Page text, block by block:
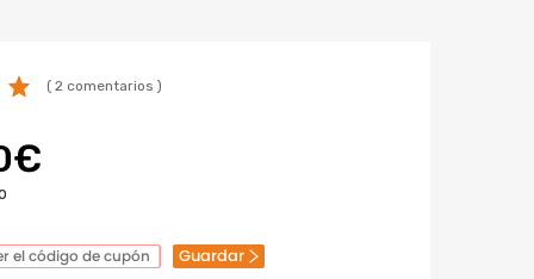
( 2 comentarios )
el código de cupón Guardar